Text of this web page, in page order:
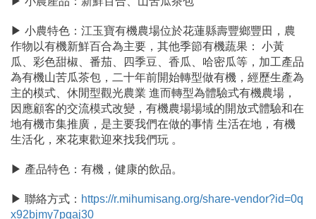
▶ 小農特色： 江玉寶有機農場位於花蓮縣壽豐鄉豐田，農
作物以有機新鮮百合為主要，其他季節有機蔬果： 小黃
瓜、彩色甜椒、番茄、四季豆、香瓜、哈密瓜等，加工產品
為有機山苦瓜茶包，二十年前開始轉型做有機，經歷生產為
主的模式、休閒型觀光農業 進而轉型為體驗式有機農場，
因應顧客的交流模式改變，有機農場場域的開放式體驗和在
地有機市集推廣，是主要我們在做的事情 生活在地，有機
生活化，來花東歡迎來找我們玩 。
▶ 產品特色： 有機，健康的飲品。
▶ 聯絡方式： https://r.mihumisang.org/share-vendor?id=0q
x92bjmy7pqaj30